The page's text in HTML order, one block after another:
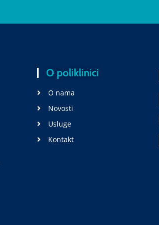
O poliklinici
O nama
Novosti
Usluge
Kontakt